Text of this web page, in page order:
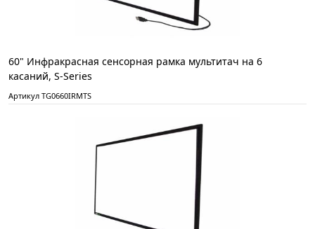
60" Инфракрасная сенсорная рамка мультитач на 6
касаний, S-Series
Артикул TG0660IRMTS